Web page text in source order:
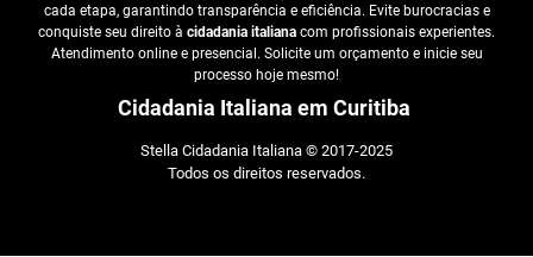
cada etapa, garantindo transparência e eficiência. Evite burocracias e
conquiste seu direito à cidadania italiana com profissionais experientes.
Atendimento online e presencial. Solicite um orçamento e inicie seu
processo hoje mesmo!
Cidadania Italiana em Curitiba
Stella Cidadania Italiana © 2017-2025
Todos os direitos reservados.